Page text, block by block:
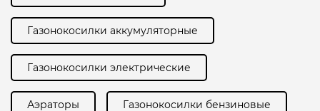
Газонокосилки аккумуляторные
Газонокосилки электрические
Аэраторы Газонокосилки бензиновые